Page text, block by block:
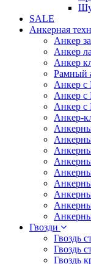
SALE
Анкерная
Анкер
Анкер
Анкер
Рамный
Анкер
Анкер с
Анкер
Анкер-
Гвозди
Гвоздь
Гвоздь
Гвоздь